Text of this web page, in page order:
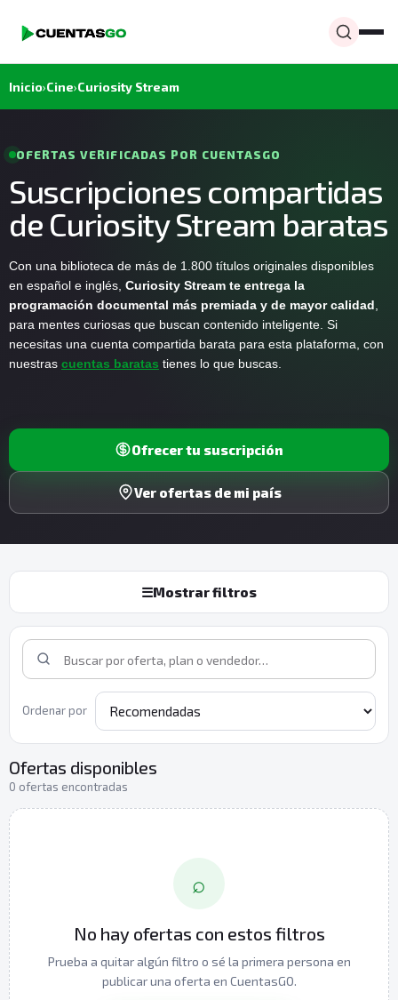
Inicio›Cine›Curiosity Stream
OFERTAS VERIFICADAS POR CUENTASGO
Suscripciones compartidas
de Curiosity Stream baratas
Con una biblioteca de más de 1.800 títulos originales disponibles
en español e inglés, Curiosity Stream te entrega la
programación documental más premiada y de mayor calidad
para mentes curiosas que buscan contenido inteligente. Si
necesitas una cuenta compartida barata para esta plataforma, con
nuestras cuentas baratas tienes lo que buscas.
Ofrecer tu suscripción
Ver ofertas de mi país
☰Mostrar filtros
Ordenar por
Ofertas disponibles
0 ofertas encontradas
⌕
No hay ofertas con estos filtros
Prueba a quitar algún filtro o sé la primera persona en
publicar una oferta en CuentasGO.